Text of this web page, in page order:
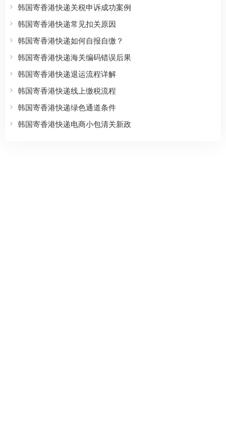
韩国寄香港快递关税申诉成功案例
韩国寄香港快递常见扣关原因
韩国寄香港快递如何自报自缴？
韩国寄香港快递海关编码错误后果
韩国寄香港快递退运流程详解
韩国寄香港快递线上缴税流程
韩国寄香港快递绿色通道条件
韩国寄香港快递电商小包清关新政